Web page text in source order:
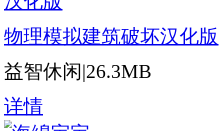
物理模拟建筑破坏汉化版
益智休闲|26.3MB
详情